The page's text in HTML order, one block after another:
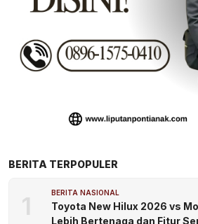
BERITA TERPOPULER
1 BERITA NASIONAL
Toyota New Hilux 2026 vs
Lebih Bertenaga dan Fitur